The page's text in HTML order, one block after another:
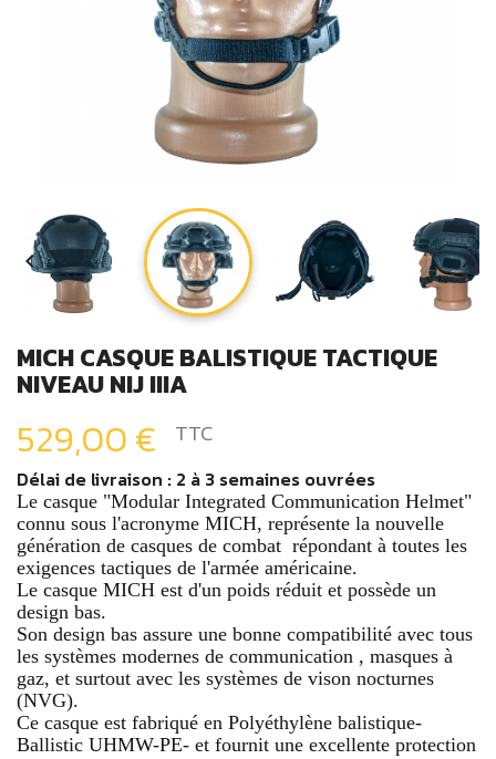
 
MICH CASQUE BALISTIQUE TACTIQUE
NIVEAU NIJ IIIA
529,00 € TTC
Délai de livraison : 2 à 3 semaines ouvrées
Le casque "Modular Integrated Communication Helmet"
connu sous l'acronyme MICH, représente la nouvelle
génération de casques de combat répondant à toutes les
exigences tactiques de l'armée américaine.
Le casque MICH est d'un poids réduit et possède un
design bas.
Son design bas assure une bonne compatibilité avec tous
les systèmes modernes de communication , masques à
gaz, et surtout avec les systèmes de vison nocturnes
(NVG).
Ce casque est fabriqué en Polyéthylène balistique-
Ballistic UHMW-PE- et fournit une excellente protection